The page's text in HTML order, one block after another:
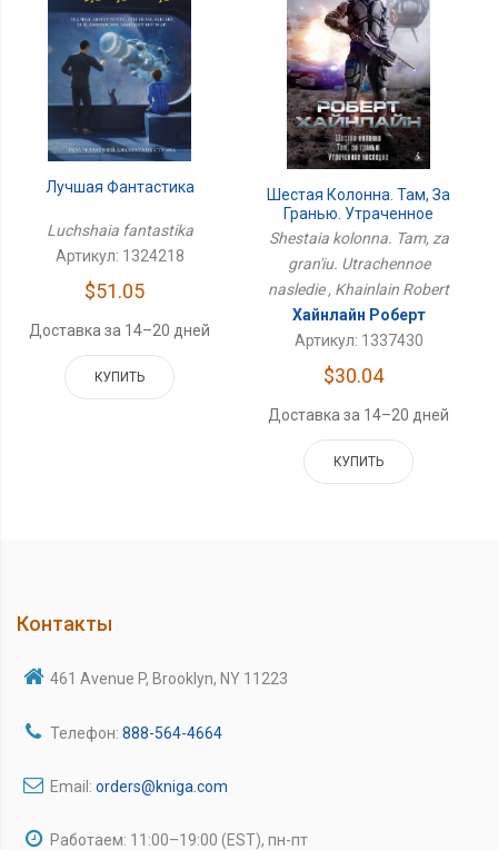
Лучшая Фантастика
Luchshaia fantastika
Артикул: 1324218
$51.05
Доставка за 14–20 дней
КУПИТЬ
Шестая Колонна. Там, За
Гранью. Утраченное
Наследие
Shestaia kolonna. Tam, za
gran'iu. Utrachennoe
nasledie , Khainlain Robert
Хайнлайн Роберт
Артикул: 1337430
$30.04
Доставка за 14–20 дней
КУПИТЬ
Контакты
461 Avenue P, Brooklyn, NY 11223
Телефон: 888-564-4664
Email: orders@kniga.com
Работаем: 11:00–19:00 (EST), пн-пт